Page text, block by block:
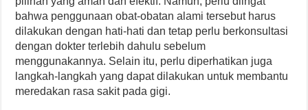
bahwa penggunaan obat-obatan alami tersebut harus
dilakukan dengan hati-hati dan tetap perlu berkonsultasi
dengan dokter terlebih dahulu sebelum
menggunakannya. Selain itu, perlu diperhatikan juga
langkah-langkah yang dapat dilakukan untuk membantu
meredakan rasa sakit pada gigi.